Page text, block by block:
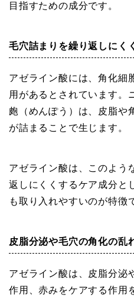
目指すための成分です。
毛穴詰まりを繰り返しにく
アゼライン酸には、角化細
用があるとされています。
皰（めんぽう）は、皮脂や
が詰まることで生じます。
アゼライン酸は、このよう
返しにくくするケア成分と
も取り入れやすいのが特徴
皮脂分泌や毛穴の角化の乱
アゼライン酸は、皮脂分泌
作用、赤みをケアする作用